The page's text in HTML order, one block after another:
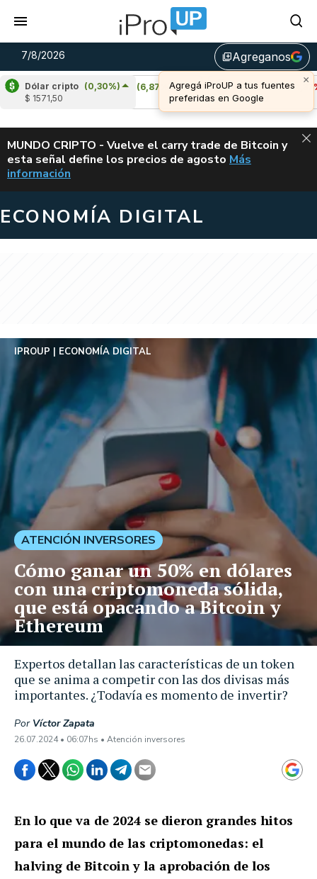
7/8/2026 library_addAgreganos
Dólar cripto (0,30%)
$ 1571,50
Cardano (6,87%)
u$s 0,20
Avalanche
(-4,37%)
u$s 6,42
ALERTA
MUNDO CRIPTO - Vuelve el carry trade de Bitcoin y
esta señal define los precios de agosto VUELVE EL
Más
información
ECONOMÍA DIGITAL
Expertos detallan las características de un token
que se anima a competir con las dos divisas más
importantes. ¿Todavía es momento de invertir?
IPROUP ECONOMÍA DIGITAL
Por Víctor Zapata
26.07.2024 • 06:07hs • Atención inversores
ATENCIÓN INVERSORES
Cómo ganar un 50% en dólares
con una criptomoneda sólida,
que está opacando a Bitcoin y
Ethereum
En lo que va de 2024 se dieron grandes hitos
para el mundo de las criptomonedas: el
halving de Bitcoin y la aprobación de los